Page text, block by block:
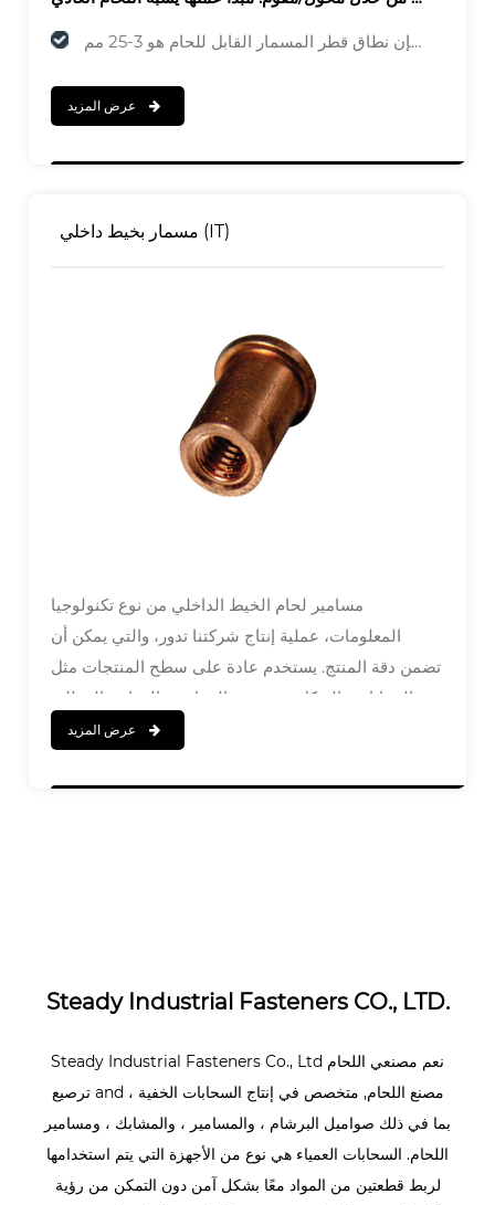
مسمار بخيط داخلي (IT)
مسامير لحام الخيط الداخلي من نوع تكنولوجيا
المعلومات، عملية إنتاج شركتنا تدور، والتي يمكن أن
تضمن دقة المنتج. يستخدم عادة على سطح المنتجات مثل
الخزانات والهيكل، وتصنيف المواد هو النحاس المطلي
Steady Industrial Fasteners CO., LTD.
Steady Industrial Fasteners Co., Ltd نعم مصنعي اللحام
ترصيعand مصنع اللحام, متخصص في إنتاج السحابات الخفية ،
بما في ذلك صواميل البرشام ، والمسامير ، والمشابك ، ومسامير
اللحام. السحابات العمياء هي نوع من الأجهزة التي يتم استخدامها
لربط قطعتين من المواد معًا بشكل آمن دون التمكن من رؤية